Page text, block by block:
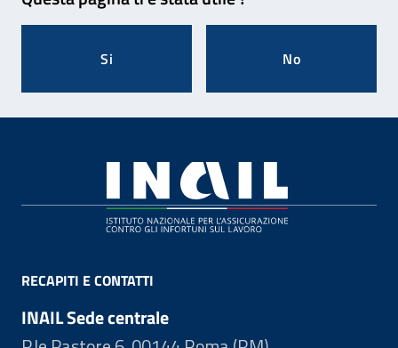
Si No
RECAPITI E CONTATTI
INAIL Sede centrale